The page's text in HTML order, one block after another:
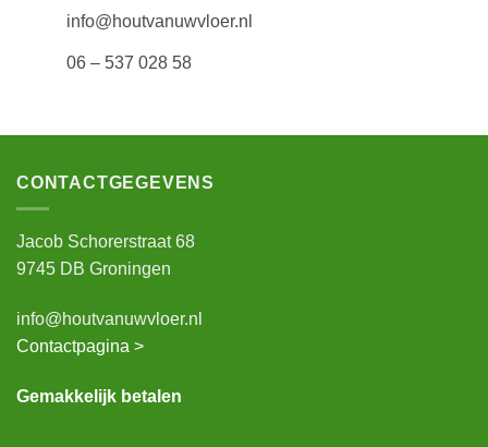
info@houtvanuwvloer.nl
06 – 537 028 58
CONTACTGEGEVENS
Jacob Schorerstraat 68
9745 DB Groningen
info@houtvanuwvloer.nl
Contactpagina >
Gemakkelijk betalen